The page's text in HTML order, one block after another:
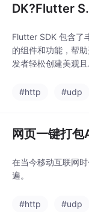
DK?Flutter
程
Flutter SDK 包含了
的组件和功能，帮
发者轻松创建美观且
核心特点之一是采用
得应用的交互更加
和自然。同时，
SDK 内置了大量可定
的 UI 组件，开发者
根据自己的设计需求
大大缩短了开发周期
#http #udp
网页一键打
在当今移动互联网
遍。
#http #udp